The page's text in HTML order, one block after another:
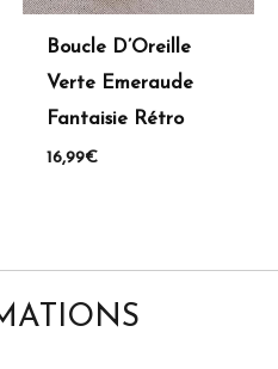
Boucle D’Oreille
Verte Emeraude
Fantaisie Rétro
16,99€